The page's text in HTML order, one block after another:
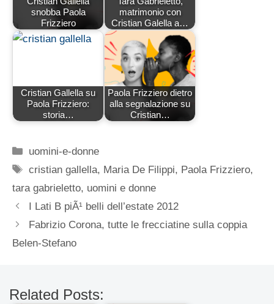
snobba Paola
Frizziero
matrimonio con
Cristian Galella a…
Cristian Gallella su
Paola Frizziero:
storia…
Paola Frizziero dietro
alla segnalazione su
Cristian…
Categorie
uomini-e-donne
Tag
cristian gallella, Maria De Filippi, Paola Frizziero,
tara gabrieletto, uomini e donne
I Lati B piÃ¹ belli dell’estate 2012
Fabrizio Corona, tutte le frecciatine sulla coppia
Belen-Stefano
Related Posts: